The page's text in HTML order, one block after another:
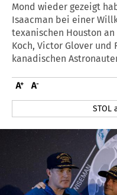
Mond wieder gezeigt
Isaacman bei einer
texanischen Houston
Koch, Victor Glover und
kanadischen
STOL